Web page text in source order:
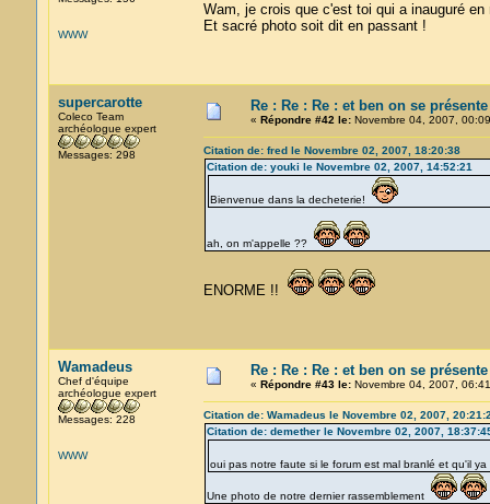
WWW
Wam, je crois que c'est toi qui a inauguré
Et sacré photo soit dit en passant !
supercarotte
Coleco Team
archéologue expert
Messages: 298
Re : Re : Re : et ben on se
« Répondre #42 le:Novembre 04, 2007,
Citation de: fred le Novembre 02, 2007, 18:20:38
Citation de: youki le Novembre 02, 2007, 14:52:21
Bienvenue dans la decheterie!
ah, on m'appelle ??
ENORME !!
Wamadeus
Chef d'équipe
archéologue expert
Messages: 228
WWW
Re : Re : Re : et ben on se
« Répondre #43 le:Novembre 04, 2007,
Citation de: Wamadeus le Novembre 02, 2007,
Citation de: demether le Novembre 02, 2007,
oui pas notre faute si le forum est mal branlé et qu'il
Une photo de notre dernier rassemblement